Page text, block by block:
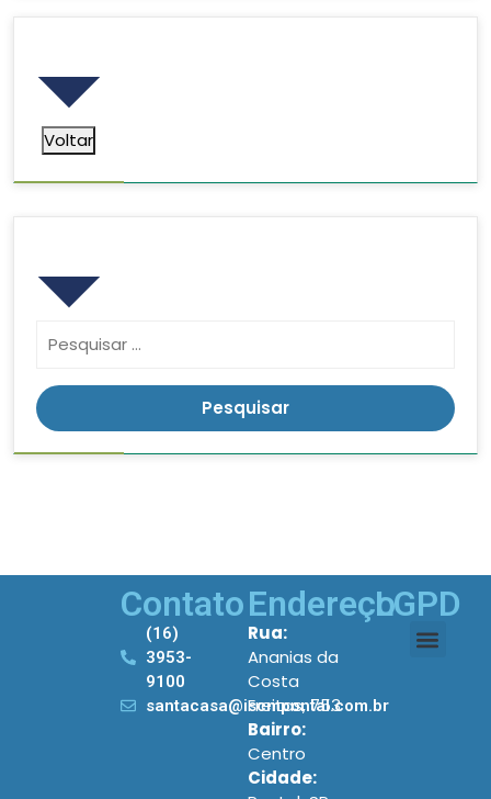
Voltar
Contato
(16)
3953-
9100
santacasa@iscmpontal.com.br
Endereço
Rua:
Ananias da
Costa
Freitas, 753
Bairro:
Centro
Cidade:
LGPD